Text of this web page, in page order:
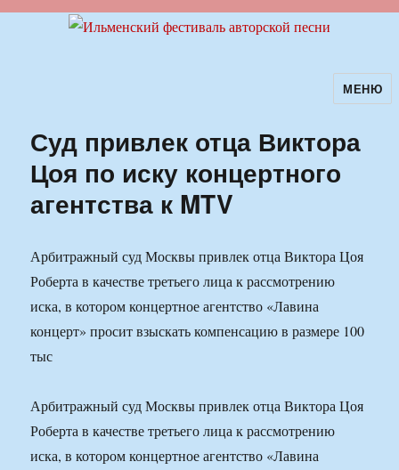
Ильменский фестиваль авторскойМЕНЮ
Суд привлек отца Виктора
Цоя по иску концертного
агентства к MTV
Арбитражный суд Москвы привлек отца Виктора Цоя
Роберта в качестве третьего лица к рассмотрению
иска, в котором концертное агентство «Лавина
концерт» просит взыскать компенсацию в размере 100
тыс
Арбитражный суд Москвы привлек отца Виктора Цоя
Роберта в качестве третьего лица к рассмотрению
иска, в котором концертное агентство «Лавина